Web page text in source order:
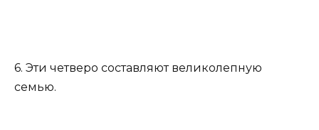
6. Эти четверо составляют великолепную
семью.